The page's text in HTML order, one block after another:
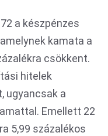
a készpénzes
kamata a
csökkent.
hitelek
ugyancsak a
Emellett 22
5,99 százalékos